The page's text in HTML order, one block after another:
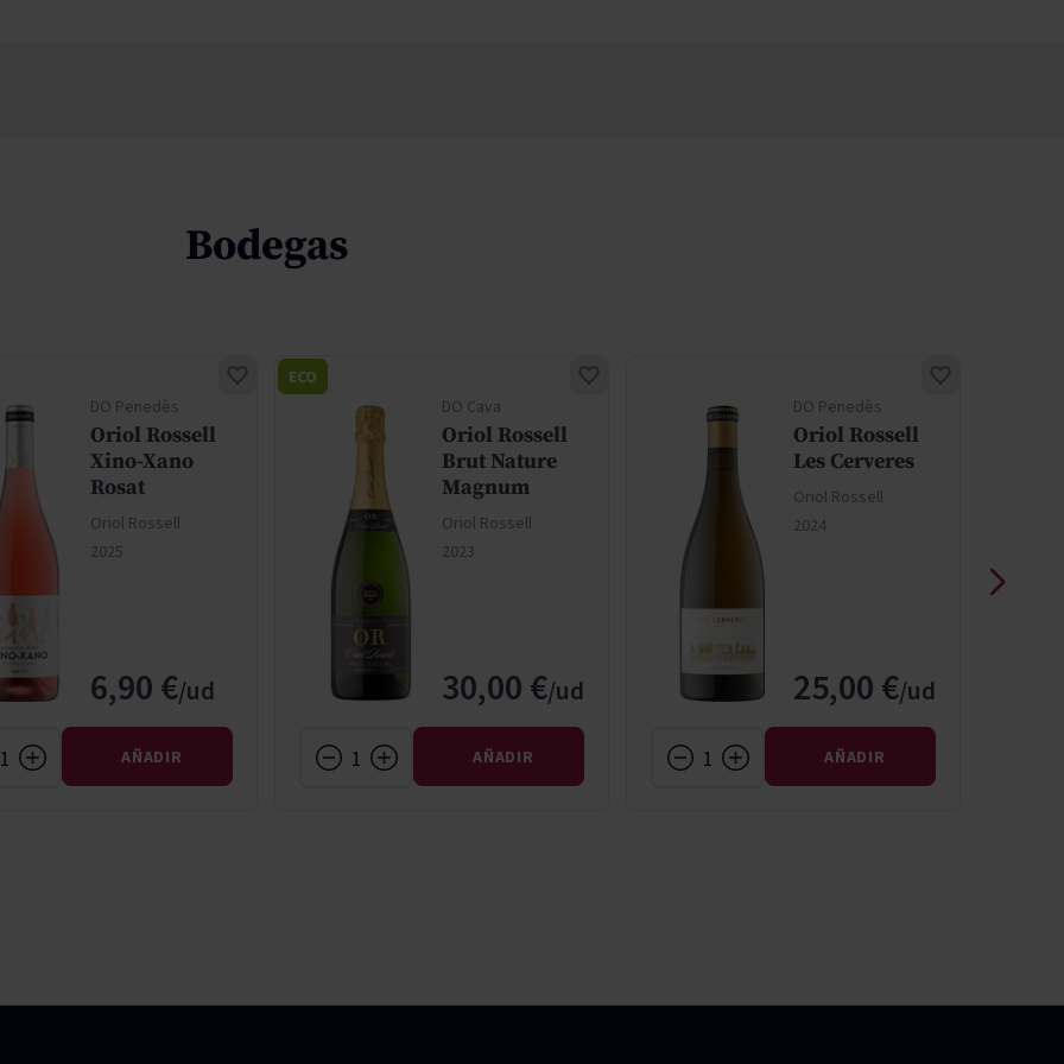
Bodegas
DO Penedès
Oriol Rossell
Xino-Xano
Rosat
Oriol Rossell
2025
6,90 €
AÑADIR
DO Cava
Oriol Rossell
Brut Nature
Magnum
Oriol Rossell
2023
30,00 €
ECO
AÑADIR
DO Penedès
Oriol Rossell
Les Cerveres
Oriol Rossell
2024
25,00 €
AÑADIR